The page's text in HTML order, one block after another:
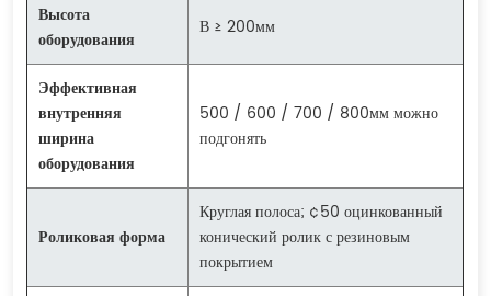
Высота
оборудования
В ≥ 200мм
Эффективная
внутренняя
ширина
оборудования
500 / 600 / 700 / 800мм можно
подгонять
Роликовая форма
Круглая полоса; ¢50 оцинкованный
конический ролик с резиновым
покрытием